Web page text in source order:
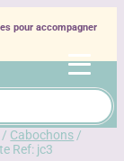
pour accompagner
/ Cabochons /
Ref: jc3